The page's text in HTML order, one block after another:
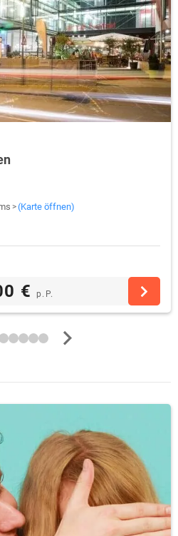
(Karte öffnen)
€p.P.